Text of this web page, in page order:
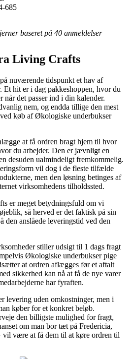
685
baseret på 40 anmeldelser
Living Crafts
nuværende tidspunkt et hav af
Et hit er i dag pakkeshoppen, hvor du
når det passer ind i din kalender.
nem, og endda tillige den mest
køb af Økologiske underbukser
at få ordren bragt hjem til hvor
du arbejder. Den er jævnligt en
desuden ualmindeligt fremkommelig.
vil dog i de fleste tilfælde
men den løsning betinges af
virksomhedens tilholdssted.
er meget betydningsfuld om vi
så herved er det faktisk på sin
den anslåede leveringstid ved den
stiller udsigt til 1 dags fragt
Økologiske underbukser pige
at ordren aflægges før et aftalt
sikkerhed kan nå at få de nye varer
har fyraften.
levering uden omkostninger, men i
køber for et konkret beløb.
den billigste mulighed for fragt,
om man bor tæt på Fredericia,
være at få dem til at køre ordren til